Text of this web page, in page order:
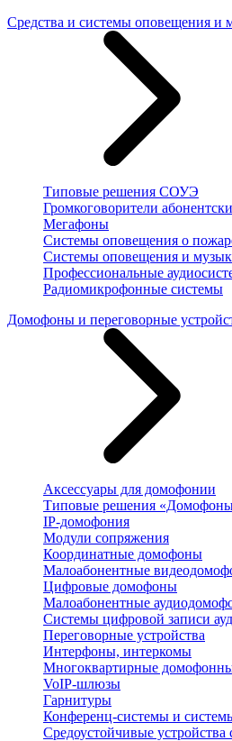
Средства и системы оповещения и
Типовые решения СОУЭ
Громкоговорители
Мегафоны
Системы оповещения о
Системы оповещения и
Профессиональные
Радиомикрофонные системы
Домофоны и переговорные
Аксессуары для домофонии
Типовые решения
IP-домофония
Модули сопряжения
Координатные домофоны
Малоабонентные
Цифровые домофоны
Малоабонентные
Системы цифровой записи
Переговорные устройства
Интерфоны, интеркомы
Многоквартирные
VoIP-шлюзы
Гарнитуры
Конференц-системы и
Средоустойчивые устройства